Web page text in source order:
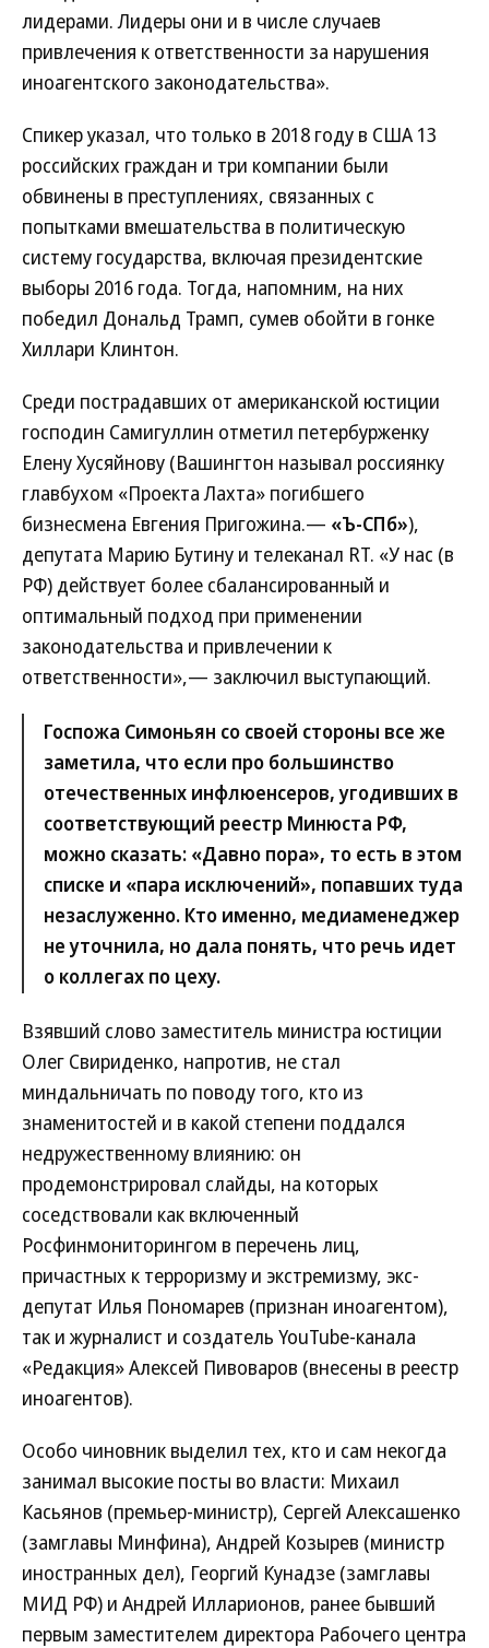
лидерами. Лидеры они и в числе случаев
привлечения к ответственности за нарушения
иноагентского законодательства».
Спикер указал, что только в 2018 году в США 13
российских граждан и три компании были
обвинены в преступлениях, связанных с
попытками вмешательства в политическую
систему государства, включая президентские
выборы 2016 года. Тогда, напомним, на них
победил Дональд Трамп, сумев обойти в гонке
Хиллари Клинтон.
Среди пострадавших от американской юстиции
господин Самигуллин отметил петербурженку
Елену Хусяйнову (Вашингтон называл россиянку
главбухом «Проекта Лахта» погибшего
бизнесмена Евгения Пригожина.— «Ъ-СПб»),
депутата Марию Бутину и телеканал RT. «У нас (в
РФ) действует более сбалансированный и
оптимальный подход при применении
законодательства и привлечении к
ответственности»,— заключил выступающий.
Госпожа Симоньян со своей стороны все же
заметила, что если про большинство
отечественных инфлюенсеров, угодивших в
соответствующий реестр Минюста РФ,
можно сказать: «Давно пора», то есть в этом
списке и «пара исключений», попавших туда
незаслуженно. Кто именно, медиаменеджер
не уточнила, но дала понять, что речь идет
о коллегах по цеху.
Взявший слово заместитель министра юстиции
Олег Свириденко, напротив, не стал
миндальничать по поводу того, кто из
знаменитостей и в какой степени поддался
недружественному влиянию: он
продемонстрировал слайды, на которых
соседствовали как включенный
Росфинмониторингом в перечень лиц,
причастных к терроризму и экстремизму, экс-
депутат Илья Пономарев (признан иноагентом),
так и журналист и создатель YouTube-канала
«Редакция» Алексей Пивоваров (внесены в реестр
иноагентов).
Особо чиновник выделил тех, кто и сам некогда
занимал высокие посты во власти: Михаил
Касьянов (премьер-министр), Сергей Алексашенко
(замглавы Минфина), Андрей Козырев (министр
иностранных дел), Георгий Кунадзе (замглавы
МИД РФ) и Андрей Илларионов, ранее бывший
первым заместителем директора Рабочего центра